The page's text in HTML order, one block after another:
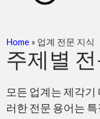
Home » 업계 전문 지식
주제별
모든 업계는 제각
러한 전문 용어는